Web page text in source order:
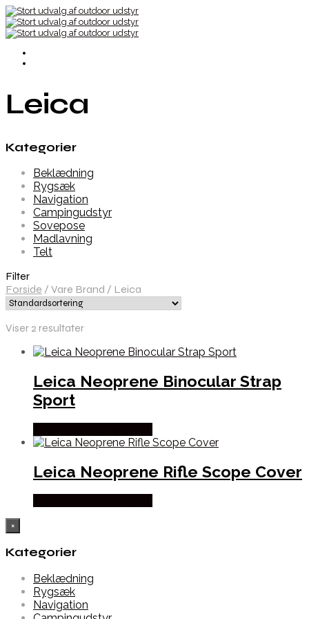
Leica
Kategorier
Beklædning
Rygsæk
Navigation
Campingudstyr
Sovepose
Madlavning
Telt
Filter
Forside / Vare Brand / Leica
Viser 2 resultater
Leica Neoprene Binocular Strap
Sport
Leica Neoprene Rifle Scope Cover
×
Kategorier
Beklædning
Rygsæk
Navigation